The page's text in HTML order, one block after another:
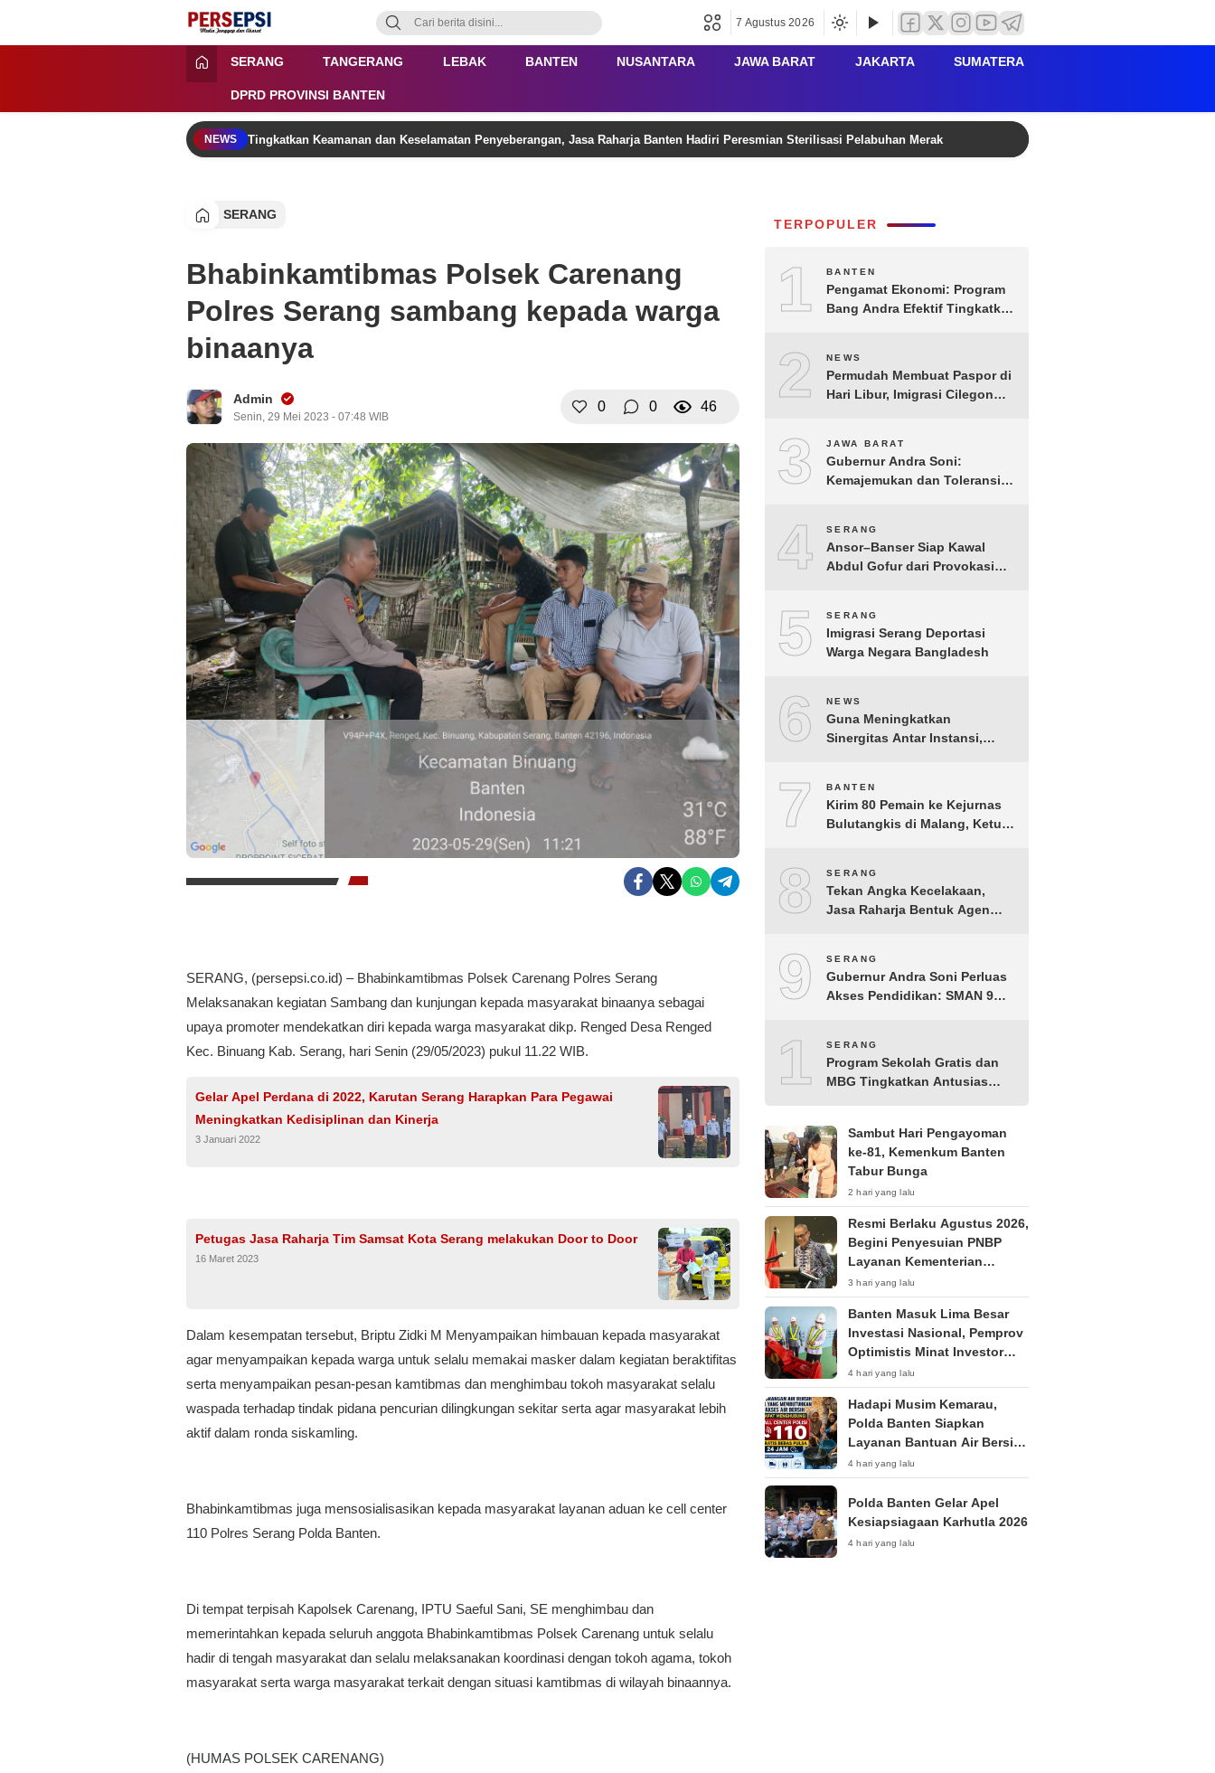
konten
Persepsi.co.id
Media Tanggap Dan Akurat
7 Agustus 2026
SERANG TANGERANG LEBAK BANTEN NUSANTARA JAWA BARAT JAKARTA SUMATERA
DPRD PROVINSI BANTEN
NEWS Tingkatkan Keamanan dan Keselamatan Penyeberangan, Jasa Raharja Banten Hadiri Peresmian Sterilisasi Pelabuhan Merak
SERANG
Bhabinkamtibmas Polsek Carenang
Polres Serang sambang kepada warga
binaanya
Admin
Senin, 29 Mei 2023 - 07:48 WIB
0 0 46
SERANG, (persepsi.co.id) – Bhabinkamtibmas Polsek Carenang Polres Serang
Melaksanakan kegiatan Sambang dan kunjungan kepada masyarakat binaanya sebagai
upaya promoter mendekatkan diri kepada warga masyarakat dikp. Renged Desa Renged
Kec. Binuang Kab. Serang, hari Senin (29/05/2023) pukul 11.22 WIB.
Gelar Apel Perdana di 2022, Karutan Serang Harapkan Para Pegawai
Meningkatkan Kedisiplinan dan Kinerja
3 Januari 2022
Petugas Jasa Raharja Tim Samsat Kota Serang melakukan Door to Door
16 Maret 2023
Dalam kesempatan tersebut, Briptu Zidki M Menyampaikan himbauan kepada masyarakat
agar menyampaikan kepada warga untuk selalu memakai masker dalam kegiatan beraktifitas
serta menyampaikan pesan-pesan kamtibmas dan menghimbau tokoh masyarakat selalu
waspada terhadap tindak pidana pencurian dilingkungan sekitar serta agar masyarakat lebih
aktif dalam ronda siskamling.
Bhabinkamtibmas juga mensosialisasikan kepada masyarakat layanan aduan ke cell center
110 Polres Serang Polda Banten.
Di tempat terpisah Kapolsek Carenang, IPTU Saeful Sani, SE menghimbau dan
memerintahkan kepada seluruh anggota Bhabinkamtibmas Polsek Carenang untuk selalu
hadir di tengah masyarakat dan selalu melaksanakan koordinasi dengan tokoh agama, tokoh
masyarakat serta warga masyarakat terkait dengan situasi kamtibmas di wilayah binaannya.
(HUMAS POLSEK CARENANG)
TERPOPULER
1 BANTEN
Pengamat Ekonomi: Program
Bang Andra Efektif Tingkatkan
2 NEWS
Permudah Membuat Paspor di
Hari Libur, Imigrasi Cilegon
3 JAWA BARAT
Gubernur Andra Soni:
Kemajemukan dan Toleransi
4 SERANG
Ansor–Banser Siap Kawal
Abdul Gofur dari Provokasi
5 SERANG
Imigrasi Serang Deportasi
Warga Negara Bangladesh
6 NEWS
Guna Meningkatkan
Sinergitas Antar Instansi,
Cukai Khusus Kepri
7 BANTEN
Kirim 80 Pemain ke Kejurnas
Bulutangkis di Malang, Ketua
Hasil Terbaik
8 SERANG
Tekan Angka Kecelakaan,
Jasa Raharja Bentuk Agen
Taktakan
9 SERANG
Gubernur Andra Soni Perluas
Akses Pendidikan: SMAN 9
10SERANG
Program Sekolah Gratis dan
MBG Tingkatkan Antusias
Sambut Hari Pengayoman
ke-81, Kemenkum Banten
Tabur Bunga
2 hari yang lalu
Resmi Berlaku Agustus 2026,
Begini Penyesuian PNBP
Layanan Kementerian
Hukum
3 hari yang lalu
Banten Masuk Lima Besar
Investasi Nasional, Pemprov
Optimistis Minat Investor
Terus Tumbuh
4 hari yang lalu
Hadapi Musim Kemarau,
Polda Banten Siapkan
Layanan Bantuan Air Bersih
Melalui 110
4 hari yang lalu
Polda Banten Gelar Apel
Kesiapsiagaan Karhutla 2026
4 hari yang lalu